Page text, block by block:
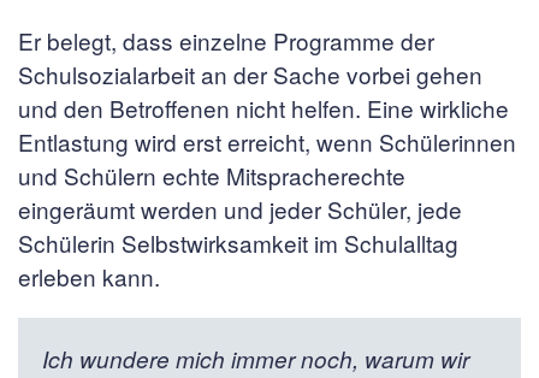
Er belegt, dass einzelne Programme der
Schulsozialarbeit an der Sache vorbei gehen
und den Betroffenen nicht helfen. Eine wirkliche
Entlastung wird erst erreicht, wenn Schülerinnen
und Schülern echte Mitspracherechte
eingeräumt werden und jeder Schüler, jede
Schülerin Selbstwirksamkeit im Schulalltag
erleben kann.
Ich wundere mich immer noch, warum wir